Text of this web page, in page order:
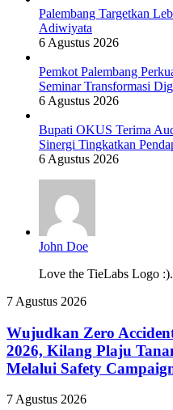
Palembang Targetkan
Adiwiyata
6 Agustus 2026
Pemkot Palembang
Seminar Transformasi
6 Agustus 2026
Bupati OKUS Terima
Sinergi Tingkatkan
6 Agustus 2026
John Doe
Love the TieLabs Logo
Wujudkan
Accident
Selama
Pit
Stop
II
7 Agustus 2026
Wujudkan Zero
2026, Kilang Plaju
Melalui Safety
RS
7 Agustus 2026